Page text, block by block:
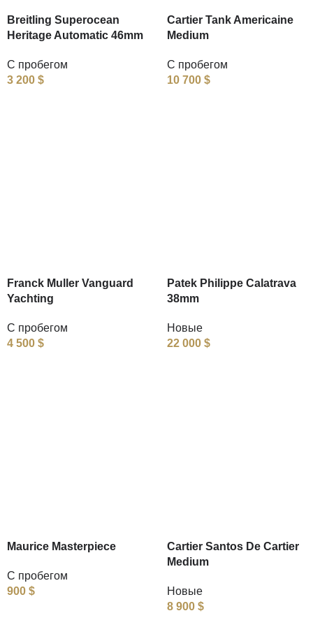
Breitling Superocean
Heritage Automatic 46mm
С пробегом
3 200 $
Cartier Tank Americaine
Medium
С пробегом
10 700 $
Franck Muller Vanguard
Yachting
С пробегом
4 500 $
Patek Philippe Calatrava
38mm
Новые
22 000 $
Maurice Masterpiece
С пробегом
900 $
Cartier Santos De Cartier
Medium
Новые
8 900 $